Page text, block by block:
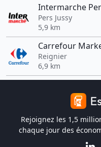
Intermarche
Pers Jussy
5,9 km
Carrefour
Reignier
6,9 km
Rejoignez les 1,5
chaque jour des